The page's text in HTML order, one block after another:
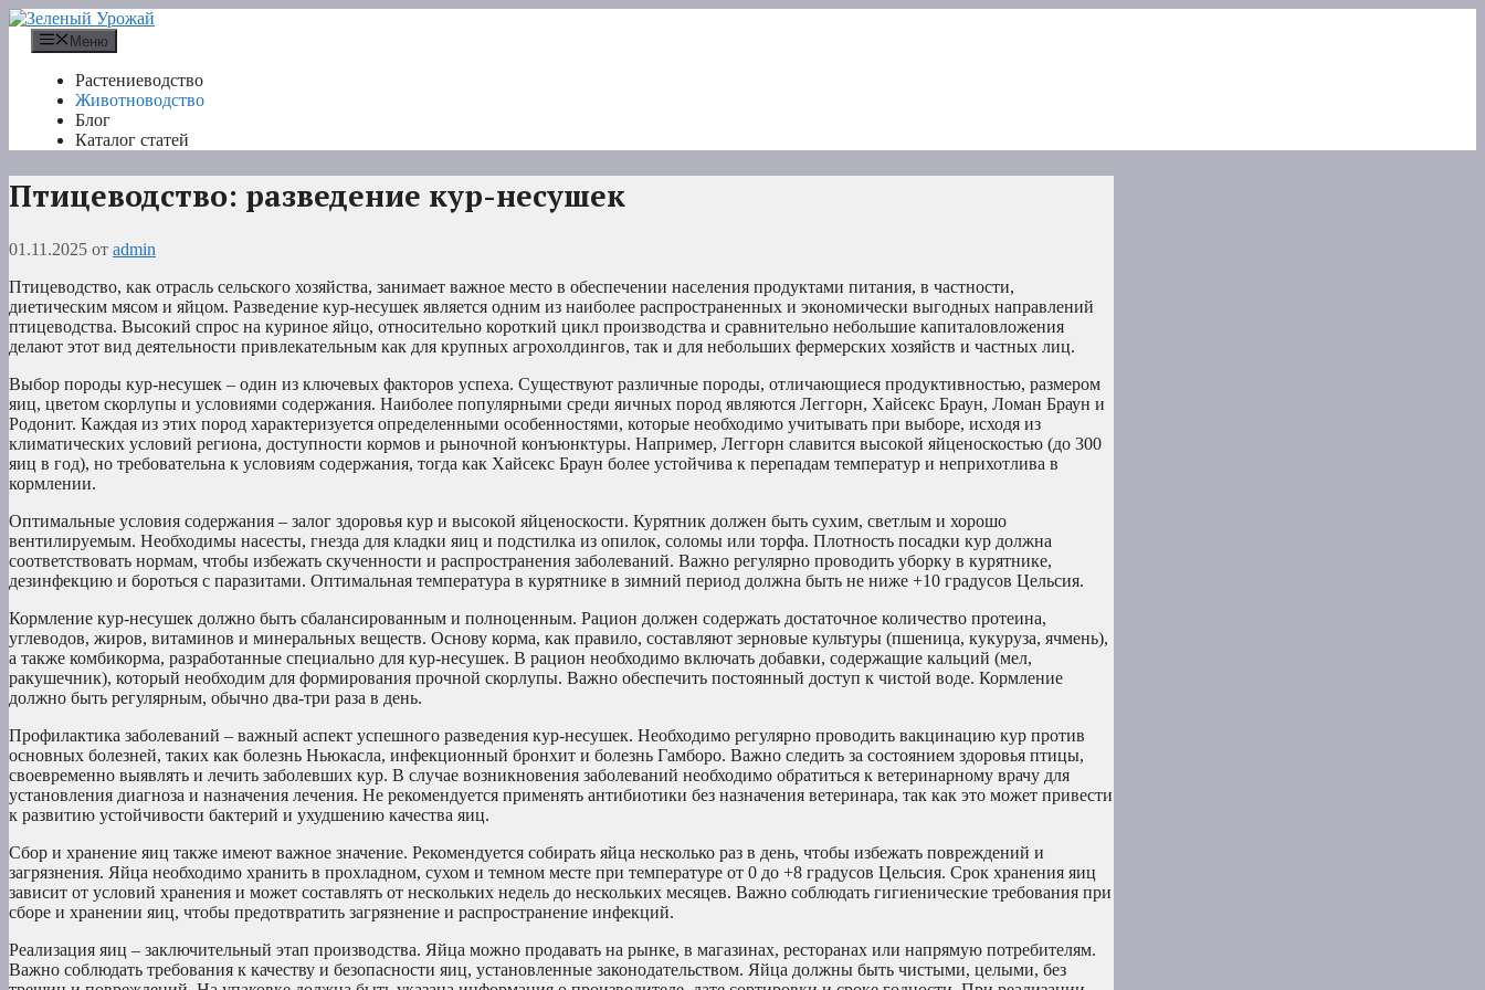
Перейти
содержимому
Меню
Растениеводство
Животноводство
Блог
Каталог статей
Птицеводство: разведение кур-несушек
01.11.2025 от admin
Птицеводство, как отрасль сельского хозяйства, занимает важное место в обеспечении населения продуктами питания, в частности,
диетическим мясом и яйцом. Разведение кур-несушек является одним из наиболее распространенных и экономически выгодных направлений
птицеводства. Высокий спрос на куриное яйцо, относительно короткий цикл производства и сравнительно небольшие капиталовложения
делают этот вид деятельности привлекательным как для крупных агрохолдингов, так и для небольших фермерских хозяйств и частных лиц.
Выбор породы кур-несушек – один из ключевых факторов успеха. Существуют различные породы, отличающиеся продуктивностью, размером
яиц, цветом скорлупы и условиями содержания. Наиболее популярными среди яичных пород являются Леггорн, Хайсекс Браун, Ломан Браун и
Родонит. Каждая из этих пород характеризуется определенными особенностями, которые необходимо учитывать при выборе, исходя из
климатических условий региона, доступности кормов и рыночной конъюнктуры. Например, Леггорн славится высокой яйценоскостью (до 300
яиц в год), но требовательна к условиям содержания, тогда как Хайсекс Браун более устойчива к перепадам температур и неприхотлива в
кормлении.
Оптимальные условия содержания – залог здоровья кур и высокой яйценоскости. Курятник должен быть сухим, светлым и хорошо
вентилируемым. Необходимы насесты, гнезда для кладки яиц и подстилка из опилок, соломы или торфа. Плотность посадки кур должна
соответствовать нормам, чтобы избежать скученности и распространения заболеваний. Важно регулярно проводить уборку в курятнике,
дезинфекцию и бороться с паразитами. Оптимальная температура в курятнике в зимний период должна быть не ниже +10 градусов Цельсия.
Кормление кур-несушек должно быть сбалансированным и полноценным. Рацион должен содержать достаточное количество протеина,
углеводов, жиров, витаминов и минеральных веществ. Основу корма, как правило, составляют зерновые культуры (пшеница, кукуруза, ячмень),
а также комбикорма, разработанные специально для кур-несушек. В рацион необходимо включать добавки, содержащие кальций (мел,
ракушечник), который необходим для формирования прочной скорлупы. Важно обеспечить постоянный доступ к чистой воде. Кормление
должно быть регулярным, обычно два-три раза в день.
Профилактика заболеваний – важный аспект успешного разведения кур-несушек. Необходимо регулярно проводить вакцинацию кур против
основных болезней, таких как болезнь Ньюкасла, инфекционный бронхит и болезнь Гамборо. Важно следить за состоянием здоровья птицы,
своевременно выявлять и лечить заболевших кур. В случае возникновения заболеваний необходимо обратиться к ветеринарному врачу для
установления диагноза и назначения лечения. Не рекомендуется применять антибиотики без назначения ветеринара, так как это может привести
к развитию устойчивости бактерий и ухудшению качества яиц.
Сбор и хранение яиц также имеют важное значение. Рекомендуется собирать яйца несколько раз в день, чтобы избежать повреждений и
загрязнения. Яйца необходимо хранить в прохладном, сухом и темном месте при температуре от 0 до +8 градусов Цельсия. Срок хранения яиц
зависит от условий хранения и может составлять от нескольких недель до нескольких месяцев. Важно соблюдать гигиенические требования при
сборе и хранении яиц, чтобы предотвратить загрязнение и распространение инфекций.
Реализация яиц – заключительный этап производства. Яйца можно продавать на рынке, в магазинах, ресторанах или напрямую потребителям.
Важно соблюдать требования к качеству и безопасности яиц, установленные законодательством. Яйца должны быть чистыми, целыми, без